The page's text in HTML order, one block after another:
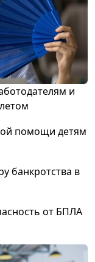
и
помощи детям
банкротства в
от БПЛА